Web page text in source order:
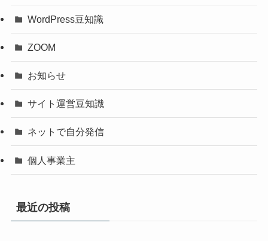
WordPress豆知識
ZOOM
お知らせ
サイト運営豆知識
ネットで自分発信
個人事業主
最近の投稿